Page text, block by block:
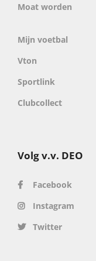
Moat worden
Mijn voetbal
Vton
Sportlink
Clubcollect
Volg v.v. DEO
Facebook
Instagram
Twitter